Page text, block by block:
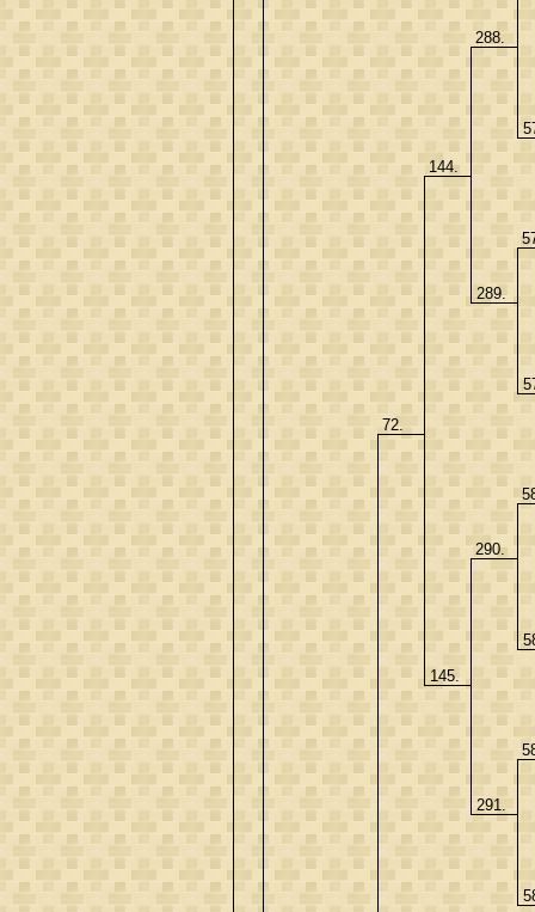
72.
144.
288.
289.
145.
290.
291.